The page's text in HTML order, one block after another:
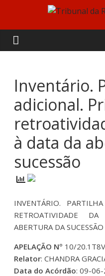
content
Tribunal
da
Relação
de
Coimbra
Inventário.
adicional.
à data da
sucessão
INVENTÁRIO.
RETROATIVIDADE
ABERTURA DA SUCESSÃO
APELAÇÃO Nº 10/
Relator: CHANDRA
Data do Acórdão: 09-